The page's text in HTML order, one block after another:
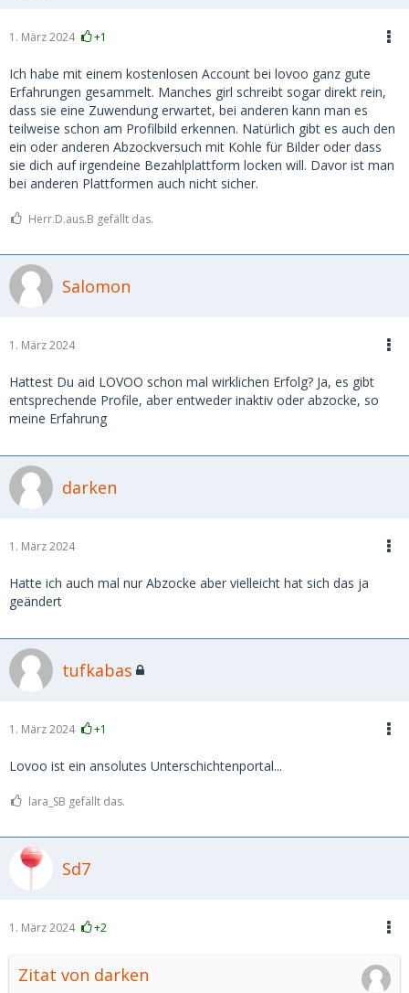
1. März 2024 +1
Ich habe mit einem kostenlosen Account bei lovoo ganz gute
Erfahrungen gesammelt. Manches girl schreibt sogar direkt rein,
dass sie eine Zuwendung erwartet, bei anderen kann man es
teilweise schon am Profilbild erkennen. Natürlich gibt es auch den
ein oder anderen Abzockversuch mit Kohle für Bilder oder dass
sie dich auf irgendeine Bezahlplattform locken will. Davor ist man
bei anderen Plattformen auch nicht sicher.
Herr.D.aus.B gefällt das.
Salomon
1. März 2024
Hattest Du aid LOVOO schon mal wirklichen Erfolg? Ja, es gibt
entsprechende Profile, aber entweder inaktiv oder abzocke, so
meine Erfahrung
darken
1. März 2024
Hatte ich auch mal nur Abzocke aber vielleicht hat sich das ja
geändert
tufkabas
1. März 2024 +1
Lovoo ist ein ansolutes Unterschichtenportal...
lara_SB gefällt das.
Sd7
1. März 2024 +2
Zitat von darken